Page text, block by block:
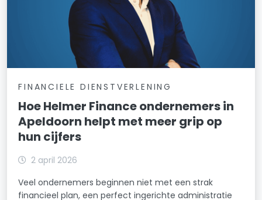
FINANCIELE DIENSTVERLENING
Hoe Helmer Finance ondernemers in
Apeldoorn helpt met meer grip op
hun cijfers
2 april 2026
Veel ondernemers beginnen niet met een strak
financieel plan, een perfect ingerichte administratie